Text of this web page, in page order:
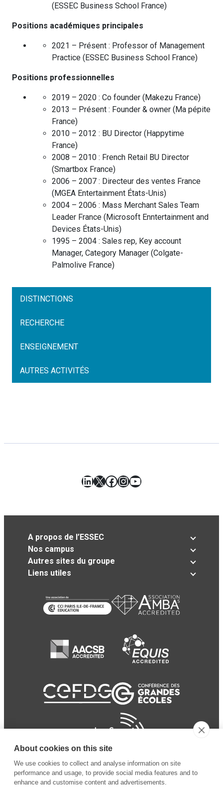
(ESSEC Business School France)
Positions académiques principales
2021 – Présent : Professor of Management
Practice (ESSEC Business School France)
Positions professionnelles
2019 – 2020 : Co founder (Makezu France)
2013 – Présent : Founder & owner (Ma pépite
France)
2010 – 2012 : BU Director (Happytime
France)
2008 – 2010 : French Retail BU Director
(Smartbox France)
2006 – 2007 : Directeur des ventes France
(MGEA Entertainment États-Unis)
2004 – 2006 : Mass Merchant Sales Team
Leader France (Microsoft Enntertainment and
Devices États-Unis)
1995 – 2004 : Sales rep, Key account
Manager, Category Manager (Colgate-
Palmolive France)
DISTINCTIONS
RECHERCHE
ENSEIGNEMENT
AUTRES ACTIVITÉS
LinkedIn
X Facebook
Instagram
YouTube
A propos de l’ESSEC
Nos campus
Autres sites du groupe
Liens utiles
About cookies on this site
We use cookies to collect and analyse information on site
performance and usage, to provide social media features and to
enhance and customise content and advertisements.